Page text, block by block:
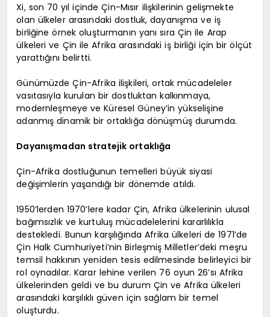
Xi, son 70 yıl içinde Çin-Mısır ilişkilerinin gelişmekte
olan ülkeler arasındaki dostluk, dayanışma ve iş
birliğine örnek oluşturmanın yanı sıra Çin ile Arap
ülkeleri ve Çin ile Afrika arasındaki iş birliği için bir ölçüt
yarattığını belirtti.
Günümüzde Çin-Afrika ilişkileri, ortak mücadeleler
vasıtasıyla kurulan bir dostluktan kalkınmaya,
modernleşmeye ve Küresel Güney’in yükselişine
adanmış dinamik bir ortaklığa dönüşmüş durumda.
Dayanışmadan stratejik ortaklığa
Çin-Afrika dostluğunun temelleri büyük siyasi
değişimlerin yaşandığı bir dönemde atıldı.
1950’lerden 1970’lere kadar Çin, Afrika ülkelerinin ulusal
bağımsızlık ve kurtuluş mücadelelerini kararlılıkla
destekledi. Bunun karşılığında Afrika ülkeleri de 1971’de
Çin Halk Cumhuriyeti’nin Birleşmiş Milletler’deki meşru
temsil hakkının yeniden tesis edilmesinde belirleyici bir
rol oynadılar. Karar lehine verilen 76 oyun 26’sı Afrika
ülkelerinden geldi ve bu durum Çin ve Afrika ülkeleri
arasındaki karşılıklı güven için sağlam bir temel
oluşturdu.